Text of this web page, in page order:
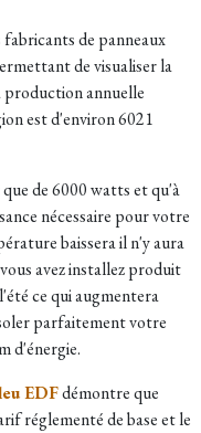
de panneaux
de visualiser la
annuelle
est d'environ 6021
de 6000 watts et qu'à
nécessaire pour votre
baissera il n'y aura
avez installez produit
ce qui augmentera
parfaitement votre
d'énergie.
EDFdémontre que
réglementé de base et le